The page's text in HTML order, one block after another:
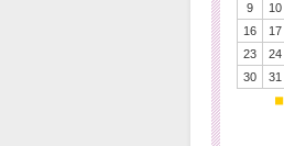
9
10
16
17
23
24
30
31
■